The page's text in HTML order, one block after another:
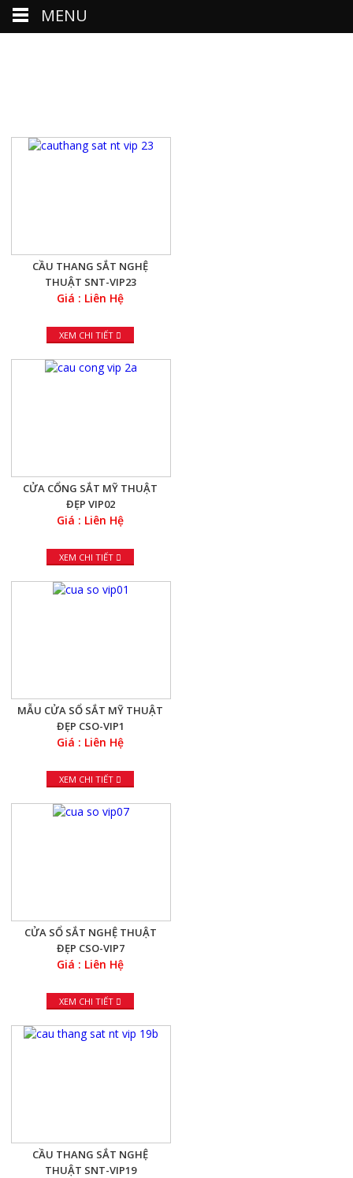
CẦU THANG SẮT NGHỆ
THUẬT SNT-VIP23
Giá : Liên Hệ
XEM CHI TIẾT
CỬA CỔNG SẮT MỸ THUẬT
ĐẸP VIP02
Giá : Liên Hệ
XEM CHI TIẾT
MẪU CỬA SỔ SẮT MỸ THUẬT
ĐẸP CSO-VIP1
Giá : Liên Hệ
XEM CHI TIẾT
CỬA SỔ SẮT NGHỆ THUẬT
ĐẸP CSO-VIP7
Giá : Liên Hệ
XEM CHI TIẾT
CẦU THANG SẮT NGHỆ
THUẬT SNT-VIP19
MENU